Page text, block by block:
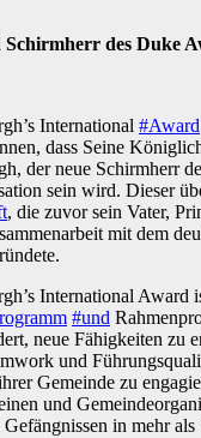
des Duke
International #Award
dass Seine
der neue Schirmherr
sein wird. Dieser
, die zuvor sein Vater,
mit dem
International Award
#und
neue Fähigkeiten zu
und
Gemeinde zu
und
in mehr